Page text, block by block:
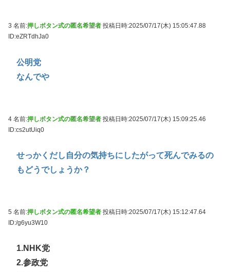
3 名前:押しボタン式の匿名希望者 投稿日時:2025/07/17(木) 15:05:47.88
ID:eZRTdhJa0
公明党
なんでや
4 名前:押しボタン式の匿名希望者 投稿日時:2025/07/17(木) 15:09:25.46
ID:cs2utUiq0
せっかくだし自分の気持ちにしたがって死んでみるの
もどうでしょうか？
5 名前:押しボタン式の匿名希望者 投稿日時:2025/07/17(木) 15:12:47.64
ID:/g6yu3W10
1.NHK党
2.参政党